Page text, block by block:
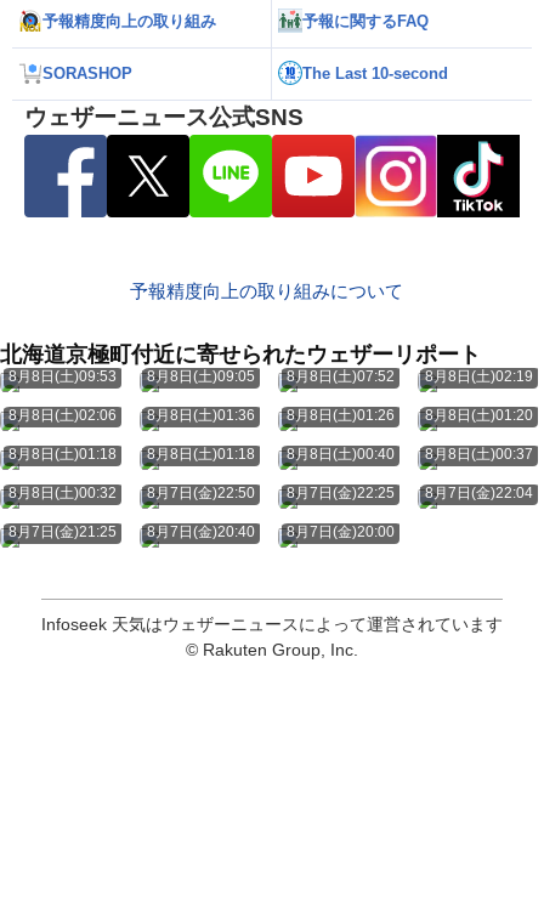
予報精度向上の取り組み 予報に関するFAQ
SORASHOP The Last 10-second
ウェザーニュース公式SNS
予報精度向上の取り組みについて
北海道京極町付近に寄せられたウェザーリポート
8月8日(土)09:53 8月8日(土)09:05 8月8日(土)07:52 8月8日(土)02:19
8月8日(土)02:06 8月8日(土)01:36 8月8日(土)01:26 8月8日(土)01:20
8月8日(土)01:18 8月8日(土)01:18 8月8日(土)00:40 8月8日(土)00:37
8月8日(土)00:32 8月7日(金)22:50 8月7日(金)22:25 8月7日(金)22:04
8月7日(金)21:25 8月7日(金)20:40 8月7日(金)20:00
Infoseek 天気はウェザーニュースによって運営されています
© Rakuten Group, Inc.